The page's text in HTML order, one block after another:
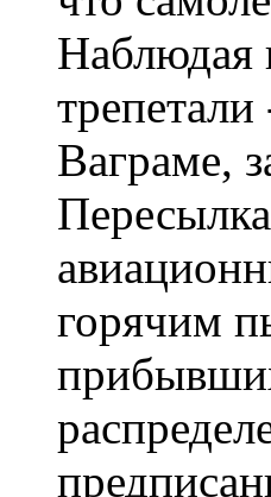
Наблюдая
Ваграме,
горячим